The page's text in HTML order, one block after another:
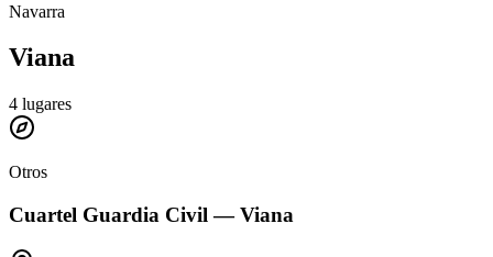
Navarra
Viana
4 lugares
Otros
Cuartel Guardia Civil — Viana